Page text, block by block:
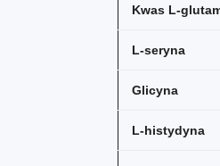
Kwas L-
L-seryna
Glicyna
L-histydyna